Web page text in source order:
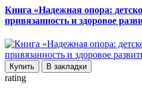
Книга «Надежная опора:
привязанность и здоровое
Купить В закладки
rating